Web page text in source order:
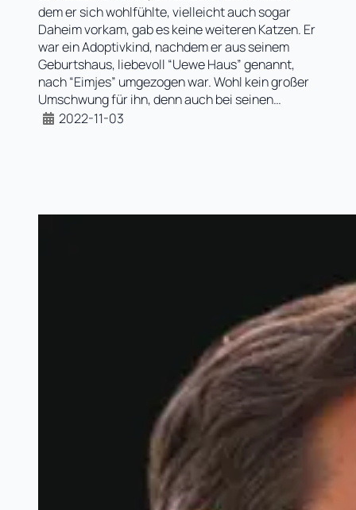
dem er sich wohlfühlte, vielleicht auch sogar
Daheim vorkam, gab es keine weiteren Katzen. Er
war ein Adoptivkind, nachdem er aus seinem
Geburtshaus, liebevoll “Uewe Haus” genannt,
nach “Eimjes” umgezogen war. Wohl kein großer
Umschwung für ihn, denn auch bei seinen…
2022-11-03